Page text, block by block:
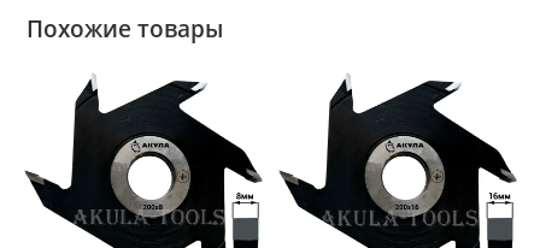
Похожие товары